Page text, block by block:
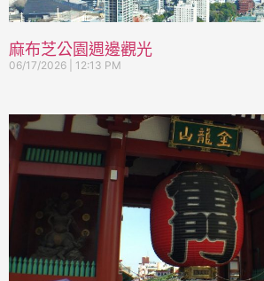
麻布芝公園週邊觀光
06/17/2026 12:13 PM